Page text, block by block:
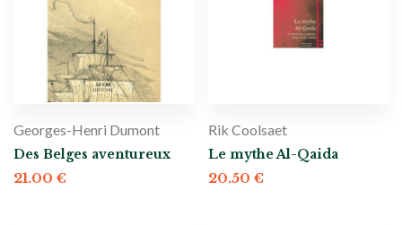
Georges-Henri Dumont
Des Belges aventureux
21.00 €
Rik Coolsaet
Le mythe Al-Qaida
20.50 €